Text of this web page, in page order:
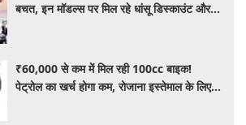
बचत, इन मॉडल्स पर मिल रहे धांसू डिस्काउंट और
₹60,000 से कम में मिल रही 100cc बाइक!
पेट्रोल का खर्च होगा कम, रोजाना इस्तेमाल के लिए है